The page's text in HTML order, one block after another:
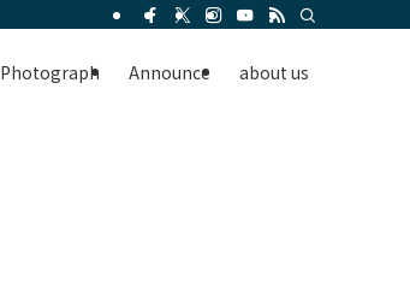
Photograph Announce about us